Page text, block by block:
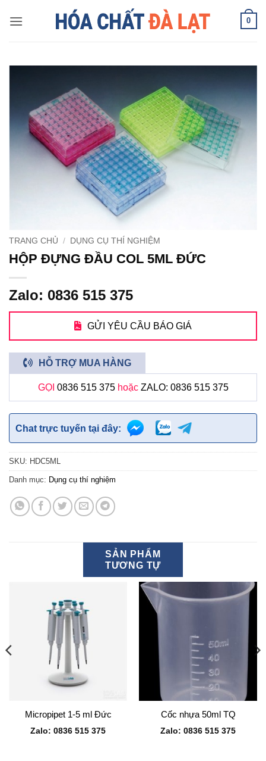
0
TRANG CHỦ / DỤNG CỤ THÍ NGHIỆM
HỘP ĐỰNG ĐẦU COL 5ML ĐỨC
Zalo: 0836 515 375
GỬI YÊU CẦU BÁO GIÁ
HỖ TRỢ MUA HÀNG
GỌI 0836 515 375hoặc ZALO: 0836 515 375
Chat trực tuyến tại đây:
SKU: HDC5ML
Danh mục: Dụng cụ thí nghiệm
SẢN PHẨM
TƯƠNG TỰ
Micropipet 1-5 ml Đức
Zalo: 0836 515 375
Cốc nhựa 50ml TQ
Zalo: 0836 515 375